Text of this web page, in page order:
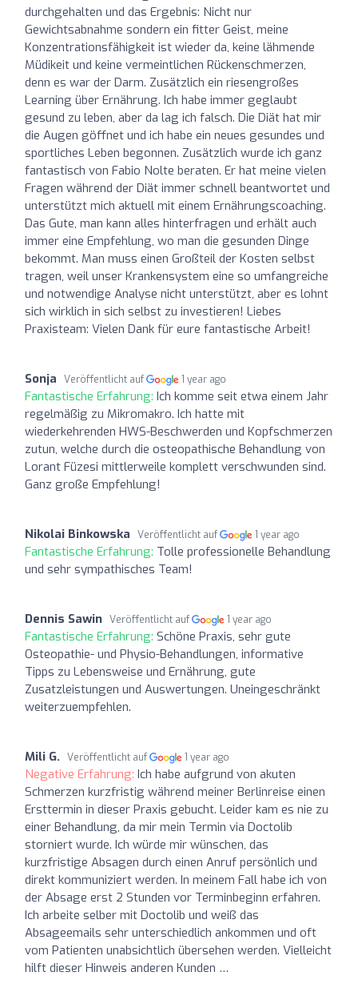
durchgehalten und das Ergebnis: Nicht nur
Gewichtsabnahme sondern ein fitter Geist, meine
Konzentrationsfähigkeit ist wieder da, keine lähmende
Müdikeit und keine vermeintlichen Rückenschmerzen,
denn es war der Darm. Zusätzlich ein riesengroßes
Learning über Ernährung. Ich habe immer geglaubt
gesund zu leben, aber da lag ich falsch. Die Diät hat mir
die Augen göffnet und ich habe ein neues gesundes und
sportliches Leben begonnen. Zusätzlich wurde ich ganz
fantastisch von Fabio Nolte beraten. Er hat meine vielen
Fragen während der Diät immer schnell beantwortet und
unterstützt mich aktuell mit einem Ernährungscoaching.
Das Gute, man kann alles hinterfragen und erhält auch
immer eine Empfehlung, wo man die gesunden Dinge
bekommt. Man muss einen Großteil der Kosten selbst
tragen, weil unser Krankensystem eine so umfangreiche
und notwendige Analyse nicht unterstützt, aber es lohnt
sich wirklich in sich selbst zu investieren! Liebes
Praxisteam: Vielen Dank für eure fantastische Arbeit!
Sonja Veröffentlicht auf 1 year ago
Fantastische Erfahrung: Ich komme seit etwa einem Jahr
regelmäßig zu Mikromakro. Ich hatte mit
wiederkehrenden HWS-Beschwerden und Kopfschmerzen
zutun, welche durch die osteopathische Behandlung von
Lorant Füzesi mittlerweile komplett verschwunden sind.
Ganz große Empfehlung!
Nikolai Binkowska Veröffentlicht auf 1 year ago
Fantastische Erfahrung: Tolle professionelle Behandlung
und sehr sympathisches Team!
Dennis Sawin Veröffentlicht auf 1 year ago
Fantastische Erfahrung: Schöne Praxis, sehr gute
Osteopathie- und Physio-Behandlungen, informative
Tipps zu Lebensweise und Ernährung, gute
Zusatzleistungen und Auswertungen. Uneingeschränkt
weiterzuempfehlen.
Mili G. Veröffentlicht auf 1 year ago
Negative Erfahrung: Ich habe aufgrund von akuten
Schmerzen kurzfristig während meiner Berlinreise einen
Ersttermin in dieser Praxis gebucht. Leider kam es nie zu
einer Behandlung, da mir mein Termin via Doctolib
storniert wurde. Ich würde mir wünschen, das
kurzfristige Absagen durch einen Anruf persönlich und
direkt kommuniziert werden. In meinem Fall habe ich von
der Absage erst 2 Stunden vor Terminbeginn erfahren.
Ich arbeite selber mit Doctolib und weiß das
Absageemails sehr unterschiedlich ankommen und oft
vom Patienten unabsichtlich übersehen werden. Vielleicht
hilft dieser Hinweis anderen Kunden …